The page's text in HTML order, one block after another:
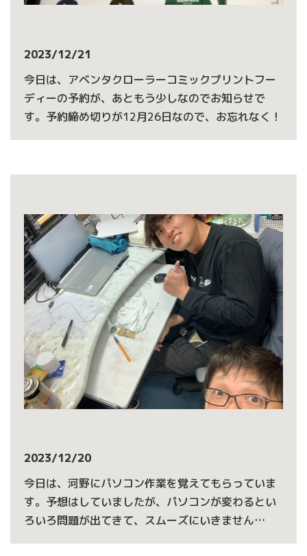
2023/12/21
今日は、アベンタクローラーコミックプリントフー
ディーの予約が、あともう少しなのでお知らせで
す。予約締め切りが12月26日なので、お忘れなく！
2023/12/20
今日は、河野にパソコン作業を覚えてもらっていま
す。予想はしていましたが、パソコンが変わるとい
ろいろ問題が出てきて、スムーズにいきません…